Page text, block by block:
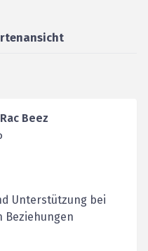
Beez
Unterstützung bei
Beziehungen